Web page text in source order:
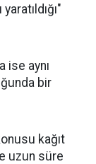
ise aynı
bir
kağıt
uzun süre